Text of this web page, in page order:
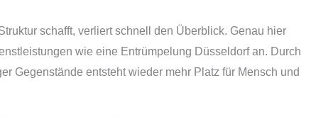
schafft, verliert schnell den Überblick. Genau hier
wie eine Entrümpelung Düsseldorf an. Durch
Gegenstände entsteht wieder mehr Platz für Mensch und